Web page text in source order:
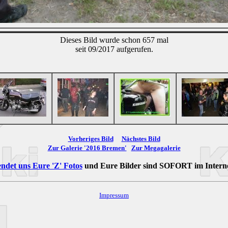
Dieses Bild wurde schon 657 mal
seit 09/2017 aufgerufen.
Vorheriges Bild
Nächstes Bild
Zur Galerie '2016 Bremen'
Zur Megagalerie
uns Eure 'Z' Fotosund Eure Bilder sind SOFORTim
Impressum